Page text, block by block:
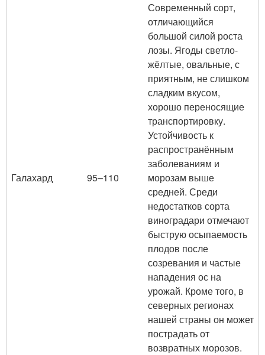
Галахард 95–110
Современный сорт,
отличающийся
большой силой роста
лозы. Ягоды светло-
жёлтые, овальные, с
приятным, не слишком
сладким вкусом,
хорошо переносящие
транспортировку.
Устойчивость к
распространённым
заболеваниям и
морозам выше
средней. Среди
недостатков сорта
виноградари отмечают
быструю осыпаемость
плодов после
созревания и частые
нападения ос на
урожай. Кроме того, в
северных регионах
нашей страны он может
пострадать от
возвратных морозов.